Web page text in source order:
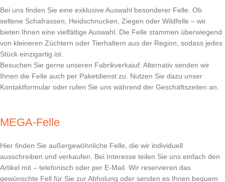
Bei uns finden Sie eine exklusive Auswahl besonderer Felle. Ob
seltene Schafrassen, Heidschnucken, Ziegen oder Wildfelle – wir
bieten Ihnen eine vielfältige Auswahl. Die Felle stammen überwiegend
von kleineren Züchtern oder Tierhaltern aus der Region, sodass jedes
Stück einzigartig ist.
Besuchen Sie gerne unseren Fabrikverkaiuf. Alternativ senden wir
Ihnen die Felle auch per Paketdienst zu. Nutzen Sie dazu unser
Kontaktformular oder rufen Sie uns während der Geschäftszeiten an.
MEGA-Felle
Hier finden Sie außergewöhnliche Felle, die wir individuell
ausschreiben und verkaufen. Bei Interesse teilen Sie uns einfach den
Artikel mit – telefonisch oder per E-Mail. Wir reservieren das
gewünschte Fell für Sie zur Abholung oder senden es Ihnen bequem